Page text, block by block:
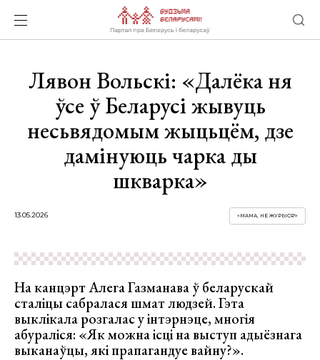
Лявон Вольскі: «Далёка ня
ўсе ў Беларусі жывуць
несьвядомым жыцьцём, дзе
дамінуюць чарка ды
шкварка»
13.05.2026 «МАМА, НЕ ЖУРЫСЯ!»
На канцэрт Алега Газманава ў беларускай
сталіцы сабралася шмат людзей. Гэта
выклікала розгалас у інтэрнэце, многія
абураліся: «Як можна ісці на выступ адыёзнага
выканаўцы, які прапагандуе вайну?».